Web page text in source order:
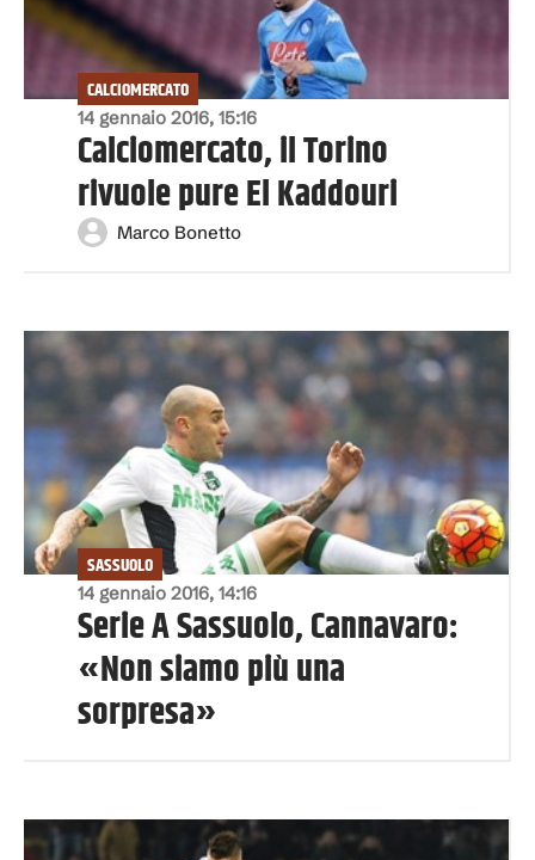
14 gennaio 2016, 15:16
CALCIOMERCATO
Calciomercato, il Torino
rivuole pure El Kaddouri
Marco Bonetto
14 gennaio 2016, 14:16
SASSUOLO
Serie A Sassuolo, Cannavaro:
«Non siamo più una
sorpresa»